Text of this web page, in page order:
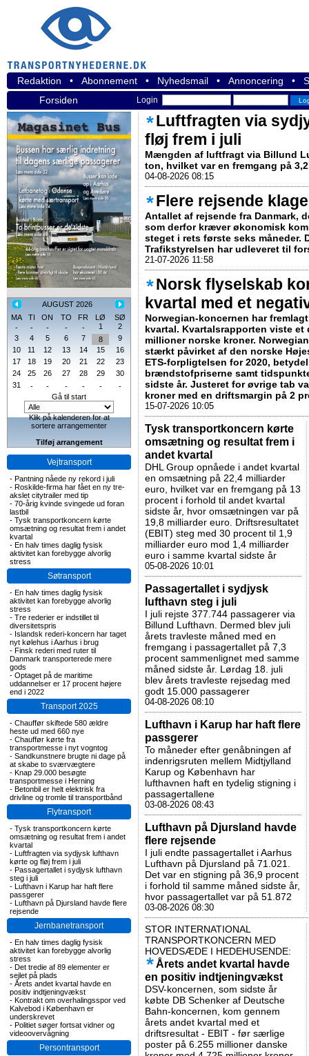
Redaktion • Abonnement • Nyhedsmail • Annoncering •
Forsiden
Login
AUGUST 2026
MA
TI ON TO FR LØ
SØ
-
- - - - 1
2
3
4 5 6 7 8
9
10
11 12 13 14 15
16
17
18 19 20 21 22
23
24
25 26 27 28 29
30
31
- - - - -
-
Gå til start
Klik på kalenderen for at
sortere arrangementer
Tilføj arrangement
Vejtransport
- Pantning nåede ny rekord i juli
- Roskilde-firma har fået en ny tre-
akslet citytrailer med tip
- 70-årig kvinde svingede ud foran
lastbil
- Tysk transportkoncern kørte
omsætning og resultat frem i andet
kvartal
- En halv times daglig fysisk
aktivitet kan forebygge alvorlig
stress
Søtransport
- En halv times daglig fysisk
aktivitet kan forebygge alvorlig
stress
- Tre rederier er indstillet til
diversitetspris
- Islandsk rederi-koncern har taget
nyt kølehus i Aarhus i brug
- Finsk rederi med ruter til
Danmark transporterede mere
gods
- Optaget på de maritime
uddannelser er 17 procent højere
end i 2022
Transport 2025
- Chauffør skiftede 580 ældre
heste ud med 660 nye
- Chauffør kørte fra
transportmesse i nyt vogntog
- Sandkunstnere brugte ni dage på
at skabe to sværvægtere
- Knap 29.000 besøgte
transportmesse i Herning
- Betonbil er helt elektrisk fra
drivline og tromle til transportbånd
Flytransport
- Tysk transportkoncern kørte
omsætning og resultat frem i andet
kvartal
- Luftfragten via sydjysk lufthavn
kørte og fløj frem i juli
- Passagertallet i sydjysk lufthavn
steg i juli
- Lufthavn i Karup har haft flere
passgerer
- Lufthavn på Djursland havde flere
rejsende
Jernbanetransport
- En halv times daglig fysisk
aktivitet kan forebygge alvorlig
stress
- Det tredie af 89 elementer er
sejlet på plads
- Årets andet kvartal havde en
positiv indtjeningvækst
- Kontrakt om overhalingsspor ved
Kalvebod i København er
underskrevet
- Politiet søger fortsat vidner og
videoovervågning
Persontransport
Luftfragten via
fløj frem i juli
Mængden af luftfragt via Billund
ton, hvilket var en fremgang på
04-08-2026 08:15
Flere rejsende
Antallet af rejsende fra Danmark,
som derfor kræver økonomisk
steget i rets første seks måneder.
Trafikstyrelsen har udleveret til
21-07-2026 11:58
Norsk flyselskab
kvartal med et
Norwegian-koncernen har
kvartal. Kvartalsrapporten viste et
millioner norske kroner.
stærkt påvirket af den norske
ETS-forpligtelsen for 2020,
brændstofpriserne samt
sidste år. Justeret for øvrige tab
kroner med en driftsmargin på 2
15-07-2026 10:05
Tysk transportkoncern kørte
omsætning og resultat frem i
andet kvartal
DHL Group opnåede i andet kvartal
en omsætning på 22,4 milliarder
euro, hvilket var en fremgang på 13
procent i forhold til andet kvartal
sidste år, hvor omsætningen var på
19,8 milliarder euro. Driftsresultatet
(EBIT) steg med 30 procent til 1,9
milliarder euro mod 1,4 milliarder
euro i samme kvartal sidste år
05-08-2026 10:01
Passagertallet i sydjysk
lufthavn steg i juli
I juli rejste 377.744 passagerer via
Billund Lufthavn. Dermed blev juli
årets travleste måned med en
fremgang i passagertallet på 7,3
procent sammenlignet med samme
måned sidste år. Lørdag 18. juli
blev årets travleste rejsedag med
godt 15.000 passagerer
04-08-2026 08:10
Lufthavn i Karup har haft flere
passgerer
To måneder efter genåbningen af
indenrigsruten mellem Midtjylland
Karup og København har
lufthavnen haft en tydelig stigning i
passagertallene
03-08-2026 08:43
Lufthavn på Djursland havde
flere rejsende
I juli endte passagertallet i Aarhus
Lufthavn på Djursland på 71.021.
Det var en stigning på 36,9 procent
i forhold til samme måned sidste år,
hvor passagertallet var på 51.872
03-08-2026 08:30
STOR INTERNATIONAL
TRANSPORTKONCERN MED
HOVEDSÆDE I HEDEHUSENDE:
Årets andet kvartal havde
en positiv indtjeningvækst
DSV-koncernen, som sidste år
købte DB Schenker af Deutsche
Bahn-koncernen, kom gennem
årets andet kvartal med et
driftsresultat - EBIT - før særlige
poster på 6.255 millioner danske